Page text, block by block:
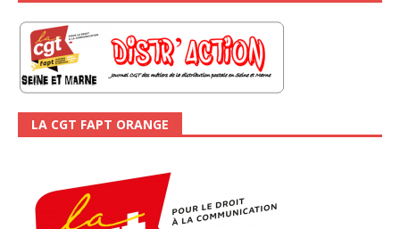
LA CGT FAPT ORANGE